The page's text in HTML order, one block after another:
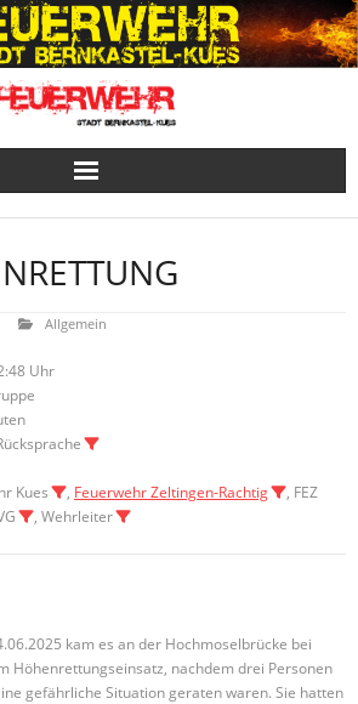
Allgemein
Uhr
Kues , Feuerwehr Zeltingen-Rachtig
, FEZ
, Wehrleiter
kam es an der Hochmoselbrücke bei
Höhenrettungseinsatz, nachdem drei Personen
gefährliche Situation geraten waren. Sie hatten